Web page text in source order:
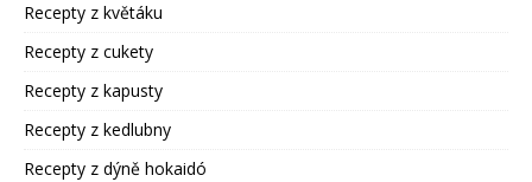
Recepty z květáku
Recepty z cukety
Recepty z kapusty
Recepty z kedlubny
Recepty z dýně hokaidó